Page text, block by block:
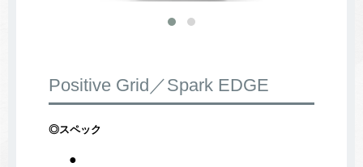
Positive Grid／Spark EDGE
◎スペック